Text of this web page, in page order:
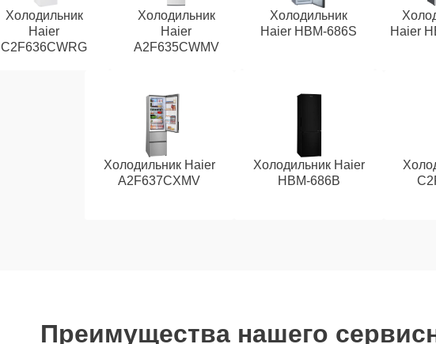
Холодильник
Haier
C2F636CWRG
Холодильник
Haier
A2F635CWMV
Холодильник
Haier HBM-686S
Haier
Холодильник Haier
A2F637CXMV
Холодильник Haier
HBM-686B
Преимущества нашего